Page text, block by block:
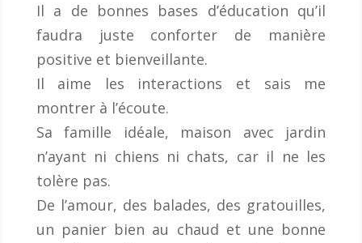
Il a de bonnes bases d’éducation qu’il
faudra juste conforter de manière
positive et bienveillante.
Il aime les interactions et sais me
montrer à l’écoute.
Sa famille idéale, maison avec jardin
n’ayant ni chiens ni chats, car il ne les
tolère pas.
De l’amour, des balades, des gratouilles,
un panier bien au chaud et une bonne